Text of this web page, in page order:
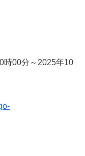
時00分～2025年10